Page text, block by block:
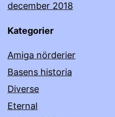
december 2018
Kategorier
Amiga nörderier
Basens historia
Diverse
Eternal